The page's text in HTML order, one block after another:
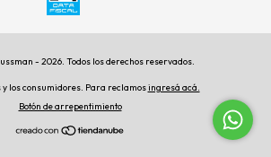
- 2026. Todos los derechos reservados.
y los consumidores. Para reclamosingresá acá.
Botón de arrepentimiento